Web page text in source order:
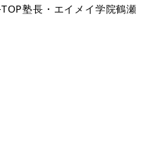
塾長・エイメイ学院鶴瀬